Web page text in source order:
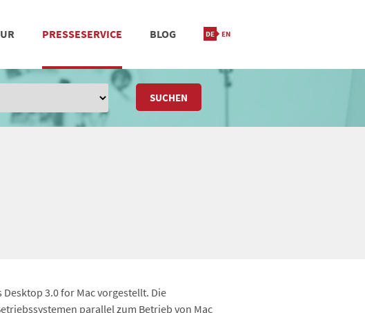
STANDORT & KONTAKT
PRESSESERVICE BLOG
SUCHEN
3.0 for Mac vorgestellt. Die
parallel zum Betrieb von Mac